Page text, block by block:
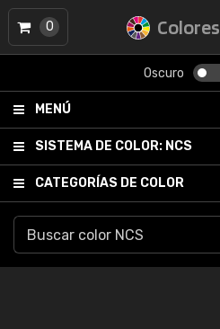
Colores
Oscuro
MENÚ
SISTEMA DE COLOR: NCS
CATEGORÍAS DE COLOR
0